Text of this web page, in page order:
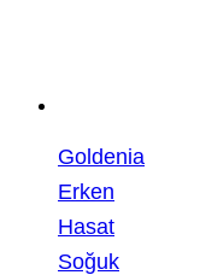
Goldenia
Erken
Hasat
Soğuk